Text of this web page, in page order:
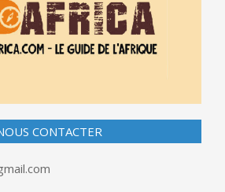
CONTACTER